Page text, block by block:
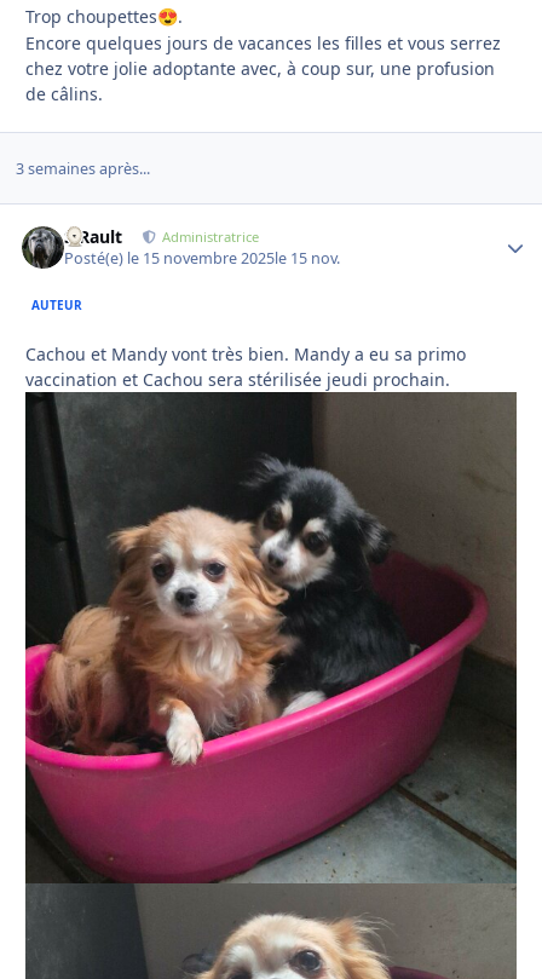
Trop choupettes😍.
Encore quelques jours de vacances les filles et vous serrez
chez votre jolie adoptante avec, à coup sur, une profusion
de câlins.
3 semaines après...
S.Rault Administratrice
Posté(e) le 15 novembre 2025le 15 nov.
AUTEUR
Cachou et Mandy vont très bien. Mandy a eu sa primo
vaccination et Cachou sera stérilisée jeudi prochain.